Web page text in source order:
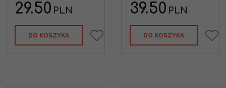
29.50 PLN
DO KOSZYKA
39.50 PLN
DO KOSZYKA